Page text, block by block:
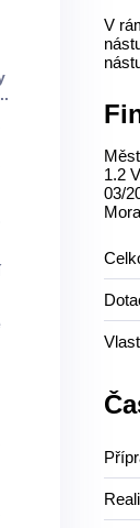
V
1.2
03/